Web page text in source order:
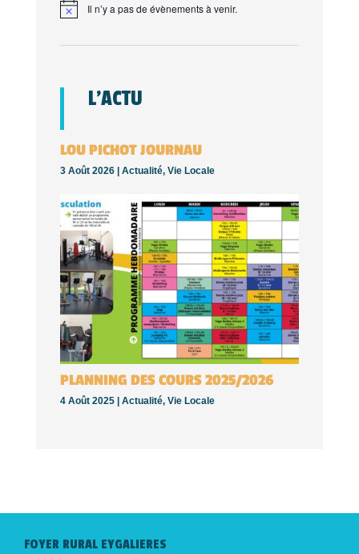
Il n’y a pas de évènements à venir.
L’ACTU
LOU PICHOT JOURNAU
3 Août 2026 | Actualité, Vie Locale
PLANNING DES COURS 2025/2026
4 Août 2025 | Actualité, Vie Locale
FOYER RURAL EYGALIERES